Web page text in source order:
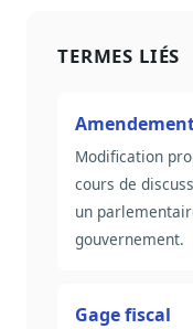
TERMES LIÉS
Modification
cours de
un
gouvernement.
Gage fiscal